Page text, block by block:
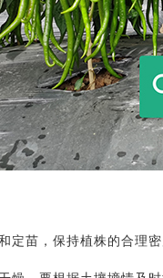
定苗，保持植株的合理